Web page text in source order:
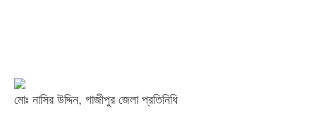
মোঃ নাসির উদ্দিন, গাজীপুর জেলা প্রতিনিধি